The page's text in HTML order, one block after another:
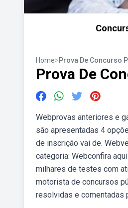
Home>Prova De Concurso
Prova De
Webprovas anteriores e
são apresentadas 4
de inscrição vai de.
categoria: Webconfira
milhares de testes com
motorista de concursos
resolvidas e comentadas